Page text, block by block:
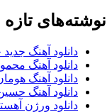
نوشته‌های تازه
دانلود آهنگ
دانلود آهنگ
دانلود آهنگ
دانلود آهنگ
دانلود ورژن